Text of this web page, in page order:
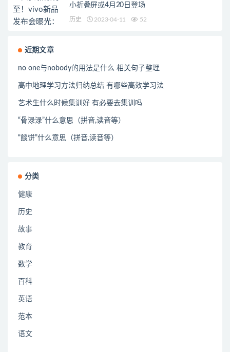
小折叠屏或4月20日登场
历史 2023-04-11 52
近期文章
no one与nobody的用法是什么 相关句子整理
高中地理学习方法归纳总结 有哪些高效学习法
艺术生什么时候集训好 有必要去集训吗
“骨渌渌”什么意思（拼音,读音等）
“餤饼”什么意思（拼音,读音等）
分类
健康
历史
故事
教育
数学
百科
英语
范本
语文